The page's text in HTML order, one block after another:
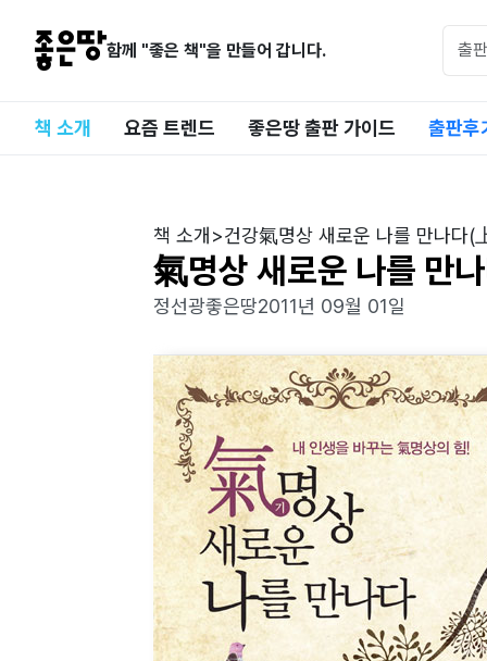
함께 "좋은 책"을 만들어 갑니다.
책 소개 요즘 트렌드 좋은땅 출판 가이드 출판후
책 소개 >건강氣명상 새로운 나를 만나다(
氣명상 새로운 나를 만
정선광좋은땅2011년 09월 01일